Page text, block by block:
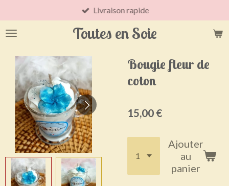
au
contenu
Toutes en Soie
Livraison rapide
Bougie fleur de
coton
15,00 €
Ajouter
au
panier